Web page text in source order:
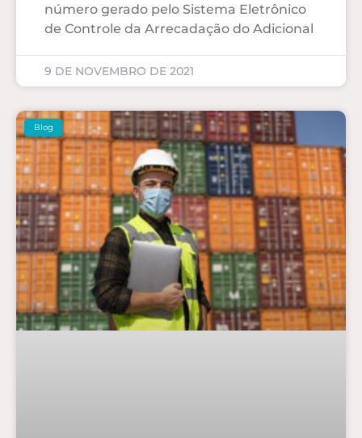
número gerado pelo Sistema Eletrônico
de Controle da Arrecadação do Adicional
9 DE NOVEMBRO DE 2021
Blog